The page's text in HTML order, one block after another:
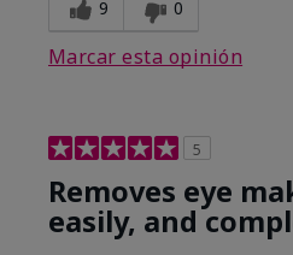
9 0
Marcar esta opinión
5
Removes eye
easily, and